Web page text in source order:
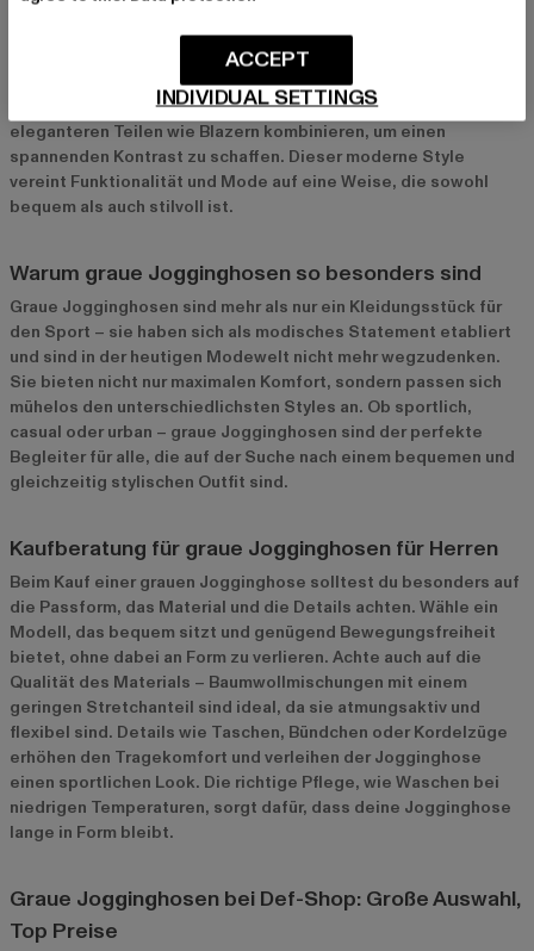
Der Athleisure-Style, bei dem Sportkleidung in den Alltag
integriert wird, ist weiterhin einer der größten Trends der
Modewelt. Graue Jogginghosen passen perfekt in diesen
Trend, da sie sportlich, bequem und dennoch modisch sind. Sie
lassen sich mit sportlichen Oberteilen, aber auch mit
eleganteren Teilen wie Blazern kombinieren, um einen
spannenden Kontrast zu schaffen. Dieser moderne Style
vereint Funktionalität und Mode auf eine Weise, die sowohl
bequem als auch stilvoll ist.
Warum graue Jogginghosen so besonders sind
Graue Jogginghosen sind mehr als nur ein Kleidungsstück für
den Sport – sie haben sich als modisches Statement etabliert
und sind in der heutigen Modewelt nicht mehr wegzudenken.
Sie bieten nicht nur maximalen Komfort, sondern passen sich
mühelos den unterschiedlichsten Styles an. Ob sportlich,
casual oder urban – graue Jogginghosen sind der perfekte
Begleiter für alle, die auf der Suche nach einem bequemen und
gleichzeitig stylischen Outfit sind.
Kaufberatung für graue Jogginghosen für Herren
Beim Kauf einer grauen Jogginghose solltest du besonders auf
die Passform, das Material und die Details achten. Wähle ein
Modell, das bequem sitzt und genügend Bewegungsfreiheit
bietet, ohne dabei an Form zu verlieren. Achte auch auf die
Qualität des Materials – Baumwollmischungen mit einem
geringen Stretchanteil sind ideal, da sie atmungsaktiv und
flexibel sind. Details wie Taschen, Bündchen oder Kordelzüge
erhöhen den Tragekomfort und verleihen der Jogginghose
einen sportlichen Look. Die richtige Pflege, wie Waschen bei
niedrigen Temperaturen, sorgt dafür, dass deine Jogginghose
lange in Form bleibt.
Graue Jogginghosen bei Def-Shop: Große Auswahl,
Top Preise
INDIVIDUAL SETTINGS
ACCEPT